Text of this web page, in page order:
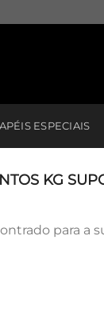
ESPECIAIS
KG
para a